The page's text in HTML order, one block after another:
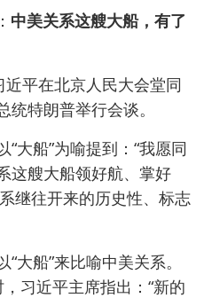
中美关系这艘大船，有了
平在北京人民大会堂同
特朗普举行会谈。
船”为喻提到：“我愿同
这艘大船领好航、掌好
继往开来的历史性、标志
船”来比喻中美关系。
习近平主席指出：“新的